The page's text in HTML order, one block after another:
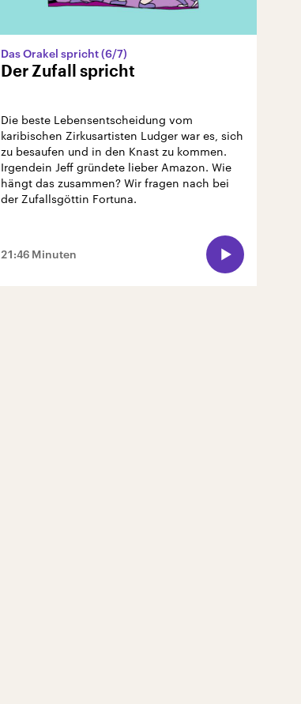
Das Orakel spricht (6/7)
Der Zufall spricht
Die beste Lebensentscheidung vom
karibischen Zirkusartisten Ludger war es, sich
zu besaufen und in den Knast zu kommen.
Irgendein Jeff gründete lieber Amazon. Wie
hängt das zusammen? Wir fragen nach bei
der Zufallsgöttin Fortuna.
21:46 Minuten